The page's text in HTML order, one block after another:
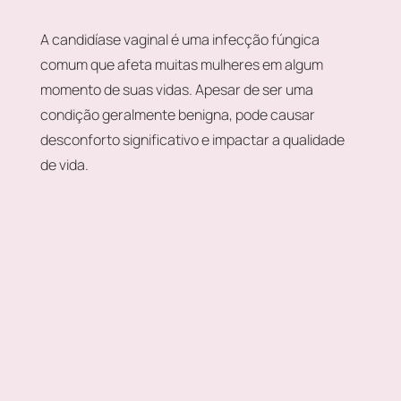
A candidíase vaginal é uma infecção fúngica
comum que afeta muitas mulheres em algum
momento de suas vidas. Apesar de ser uma
condição geralmente benigna, pode causar
desconforto significativo e impactar a qualidade
de vida.